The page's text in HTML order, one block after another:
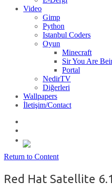
Video
Gimp
Python
Istanbul Coders
Oyun
Minecraft
Sir You Are
Portal
NedirTV
Diğerleri
Wallpapers
İletişim/Contact
Return to Content
Red Hat Satellite